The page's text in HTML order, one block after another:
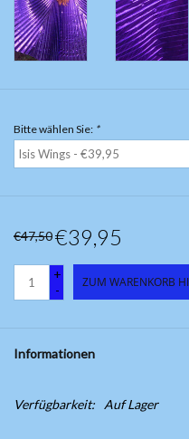
Kleider
Yoga Kleidung
Neu!
Bitte wählen Sie: *
€47,50€39,95
+
-
ZUM WARENKORB
Informationen
Verfügbarkeit: Auf Lager